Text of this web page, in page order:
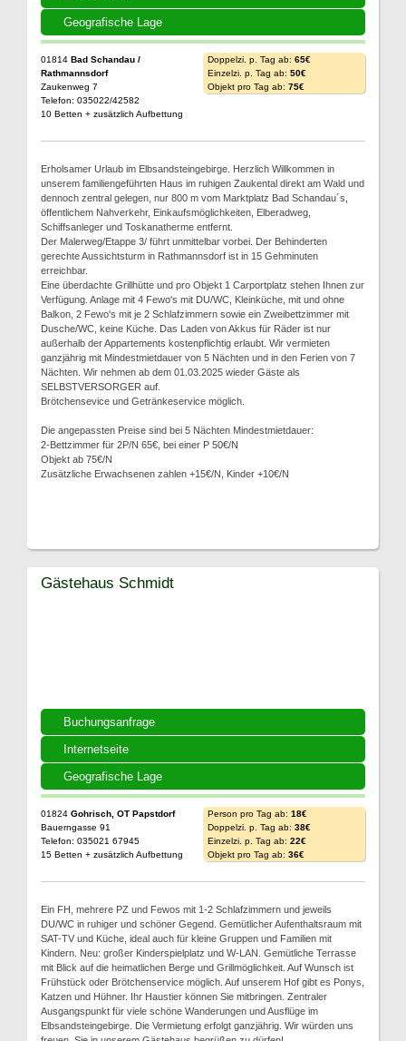
Geografische Lage
01814 Bad Schandau /
Rathmannsdorf
Zaukenweg 7
Telefon: 035022/42582
10 Betten + zusätzlich Aufbettung
Doppelzi. p. Tag ab: 65€
Einzelzi. p. Tag ab: 50€
Objekt pro Tag ab: 75€
Erholsamer Urlaub im Elbsandsteingebirge. Herzlich Willkommen in
unserem familiengeführten Haus im ruhigen Zaukental direkt am Wald und
dennoch zentral gelegen, nur 800 m vom Marktplatz Bad Schandau´s,
öffentlichem Nahverkehr, Einkaufsmöglichkeiten, Elberadweg,
Schiffsanleger und Toskanatherme entfernt.
Der Malerweg/Etappe 3/ führt unmittelbar vorbei. Der Behinderten
gerechte Aussichtsturm in Rathmannsdorf ist in 15 Gehminuten
erreichbar.
Eine überdachte Grillhütte und pro Objekt 1 Carportplatz stehen Ihnen zur
Verfügung. Anlage mit 4 Fewo's mit DU/WC, Kleinküche, mit und ohne
Balkon, 2 Fewo's mit je 2 Schlafzimmern sowie ein Zweibettzimmer mit
Dusche/WC, keine Küche. Das Laden von Akkus für Räder ist nur
außerhalb der Appartements kostenpflichtig erlaubt. Wir vermieten
ganzjährig mit Mindestmietdauer von 5 Nächten und in den Ferien von 7
Nächten. Wir nehmen ab dem 01.03.2025 wieder Gäste als
SELBSTVERSORGER auf.
Brötchensevice und Getränkeservice möglich.
Die angepassten Preise sind bei 5 Nächten Mindestmietdauer:
2-Bettzimmer für 2P/N 65€, bei einer P 50€/N
Objekt ab 75€/N
Zusätzliche Erwachsenen zahlen +15€/N, Kinder +10€/N
Buchungsanfrage
Internetseite
Geografische Lage
Gästehaus Schmidt
01824 Gohrisch, OT Papstdorf
Bauerngasse 91
Telefon: 035021 67945
15 Betten + zusätzlich Aufbettung
Person pro Tag ab: 18€
Doppelzi. p. Tag ab: 38€
Einzelzi. p. Tag ab: 22€
Objekt pro Tag ab: 36€
Ein FH, mehrere PZ und Fewos mit 1-2 Schlafzimmern und jeweils
DU/WC in ruhiger und schöner Gegend. Gemütlicher Aufenthaltsraum mit
SAT-TV und Küche, ideal auch für kleine Gruppen und Familien mit
Kindern. Neu: großer Kinderspielplatz und W-LAN. Gemütliche Terrasse
mit Blick auf die heimatlichen Berge und Grillmöglichkeit. Auf Wunsch ist
Frühstück oder Brötchenservice möglich. Auf unserem Hof gibt es Ponys,
Katzen und Hühner. Ihr Haustier können Sie mitbringen. Zentraler
Ausgangspunkt für viele schöne Wanderungen und Ausflüge im
Elbsandsteingebirge. Die Vermietung erfolgt ganzjährig. Wir würden uns